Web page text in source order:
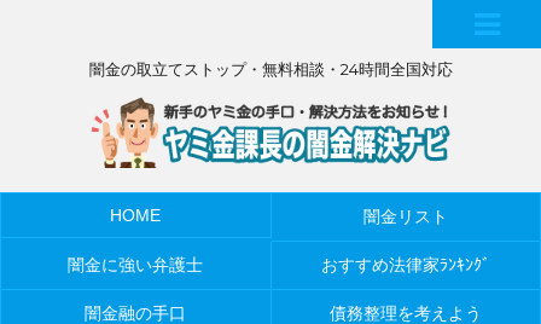
闇金の取立てストップ・無料相談・24時間全国対応
HOME 闇金リスト
闇金に強い弁護士 おすすめ法律家ﾗﾝｷﾝｸﾞ
闇金融の手口 債務整理を考えよう